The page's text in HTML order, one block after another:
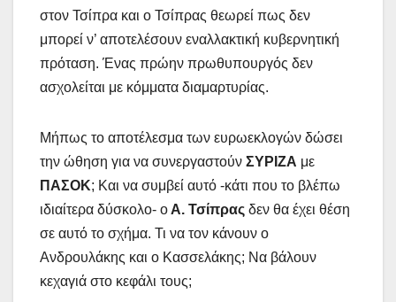
στον Τσίπρα και ο Τσίπρας θεωρεί πως δεν
μπορεί ν’ αποτελέσουν εναλλακτική κυβερνητική
πρόταση. Ένας πρώην πρωθυπουργός δεν
ασχολείται με κόμματα διαμαρτυρίας.
Μήπως το αποτέλεσμα των ευρωεκλογών δώσει
την ώθηση για να συνεργαστούν ΣΥΡΙΖΑ με
ΠΑΣΟΚ; Και να συμβεί αυτό -κάτι που το βλέπω
ιδιαίτερα δύσκολο- ο Α. Τσίπρας δεν θα έχει θέση
σε αυτό το σχήμα. Τι να τον κάνουν ο
Ανδρουλάκης και ο Κασσελάκης; Να βάλουν
κεχαγιά στο κεφάλι τους;